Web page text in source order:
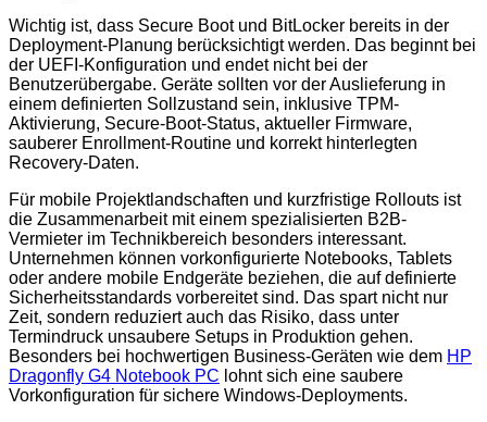
Wichtig ist, dass Secure Boot und BitLocker bereits in der
Deployment-Planung berücksichtigt werden. Das beginnt bei
der UEFI-Konfiguration und endet nicht bei der
Benutzerübergabe. Geräte sollten vor der Auslieferung in
einem definierten Sollzustand sein, inklusive TPM-
Aktivierung, Secure-Boot-Status, aktueller Firmware,
sauberer Enrollment-Routine und korrekt hinterlegten
Recovery-Daten.
Für mobile Projektlandschaften und kurzfristige Rollouts ist
die Zusammenarbeit mit einem spezialisierten B2B-
Vermieter im Technikbereich besonders interessant.
Unternehmen können vorkonfigurierte Notebooks, Tablets
oder andere mobile Endgeräte beziehen, die auf definierte
Sicherheitsstandards vorbereitet sind. Das spart nicht nur
Zeit, sondern reduziert auch das Risiko, dass unter
Termindruck unsaubere Setups in Produktion gehen.
Besonders bei hochwertigen Business-Geräten wie dem HP
Dragonfly G4 Notebook PC lohnt sich eine saubere
Vorkonfiguration für sichere Windows-Deployments.